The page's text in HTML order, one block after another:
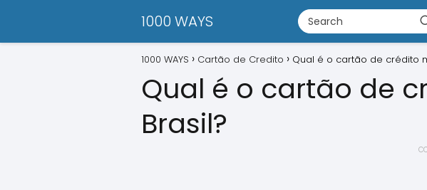
1000 WAYS
1000 WAYS Cartão de Credito Qual é o cartão de crédito
Qual é o cartão de
Brasil?